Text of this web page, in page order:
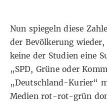
Nun spiegeln diese
der Bevölkerung
keine der Studien eine
„SPD, Grüne oder
„Deutschland-Kurier“
Medien rot-rot-grün